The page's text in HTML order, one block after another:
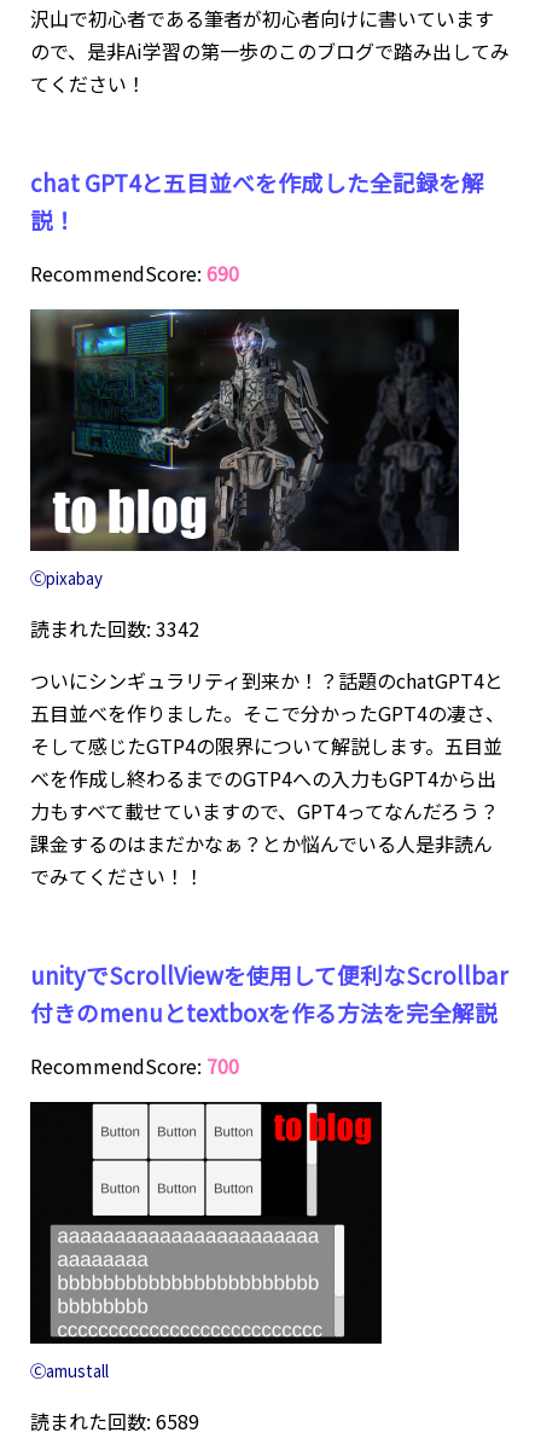
沢山で初心者である筆者が初心者向けに書いています
ので、是非Ai学習の第一歩のこのブログで踏み出してみ
てください！
chat GPT4と五目並べを作成した全記録を解
説！
RecommendScore:690
Ⓒpixabay
読まれた回数: 3342
ついにシンギュラリティ到来か！？話題のchatGPT4と
五目並べを作りました。そこで分かったGPT4の凄さ、
そして感じたGTP4の限界について解説します。五目並
べを作成し終わるまでのGTP4への入力もGPT4から出
力もすべて載せていますので、GPT4ってなんだろう？
課金するのはまだかなぁ？とか悩んでいる人是非読ん
でみてください！！
unityでScrollViewを使用して便利なScrollbar
付きのmenuとtextboxを作る方法を完全解説
RecommendScore: 700
Ⓒamustall
読まれた回数: 6589